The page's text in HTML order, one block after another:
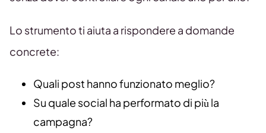
Lo strumento ti aiuta a rispondere a domande
concrete:
Quali post hanno funzionato meglio?
Su quale social ha performato di più la
campagna?